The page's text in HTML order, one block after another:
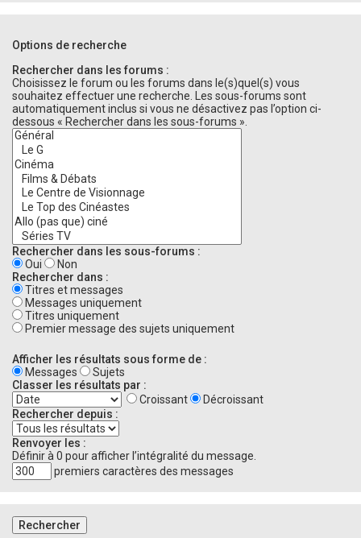
Options de recherche
Rechercher dans les forums :
Choisissez le forum ou les forums dans le(s)quel(s) vous
souhaitez effectuer une recherche. Les sous-forums sont
automatiquement inclus si vous ne désactivez pas l’option ci-
dessous « Rechercher dans les sous-forums ».
Rechercher dans les sous-forums :
Oui
Non
Rechercher dans :
Titres et messages
Messages uniquement
Titres uniquement
Premier message des sujets uniquement
Afficher les résultats sous forme de :
Messages
Sujets
Classer les résultats par :
Croissant
Décroissant
Rechercher depuis :
Renvoyer les :
Définir à 0 pour afficher l’intégralité du message.
premiers caractères des messages